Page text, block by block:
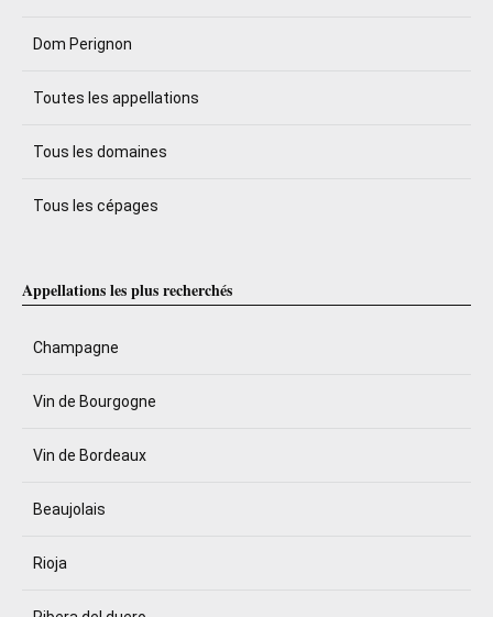
Dom Perignon
Toutes les appellations
Tous les domaines
Tous les cépages
Appellations les plus recherchés
Champagne
Vin de Bourgogne
Vin de Bordeaux
Beaujolais
Rioja